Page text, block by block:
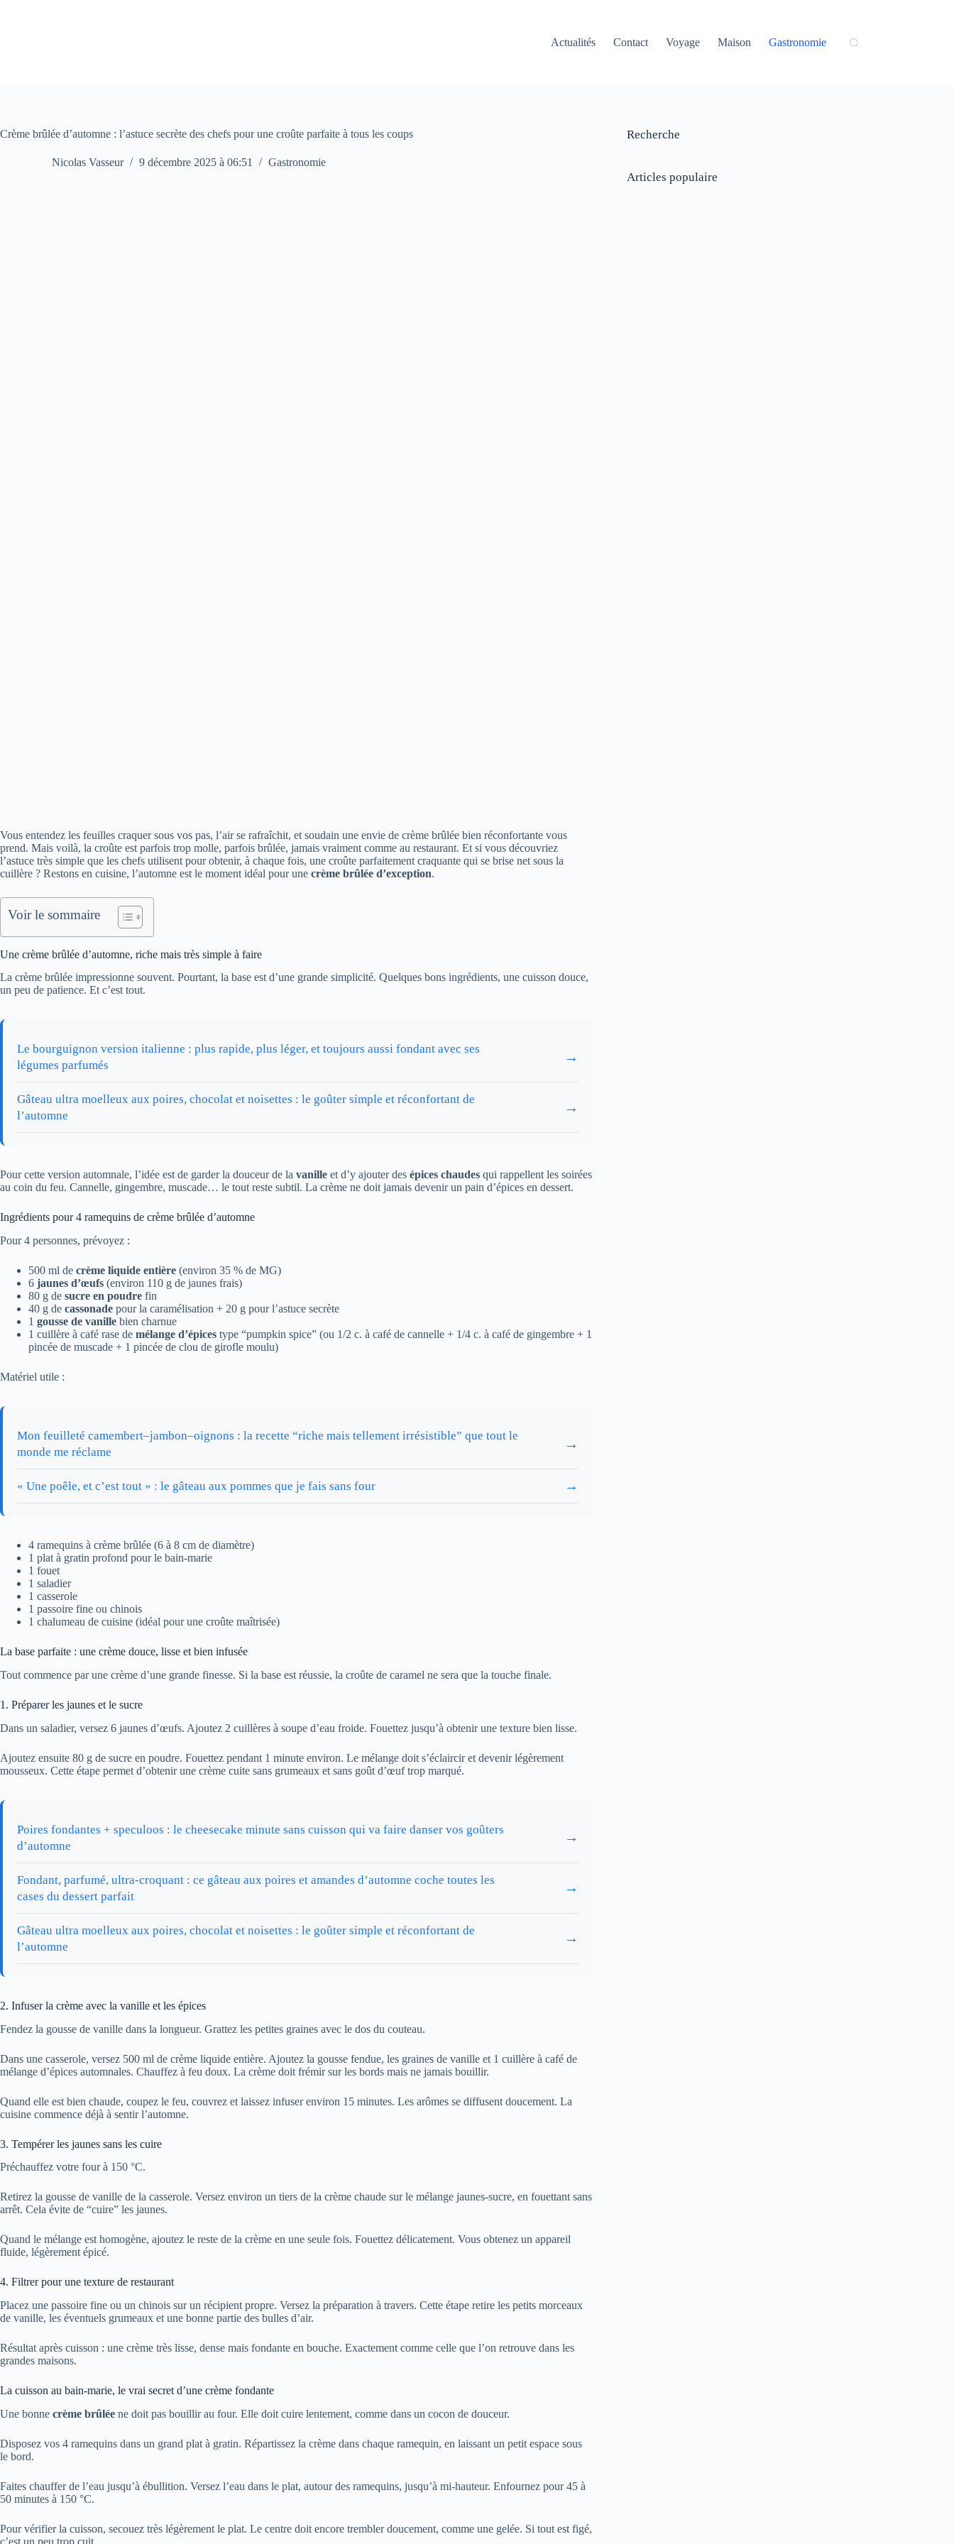
Actualités
Contact Voyage Maison Gastronomie
Crème brûlée d’automne : l’astuce secrète des chefs pour une croûte parfaite à tous les coups
Nicolas Vasseur 9 décembre 2025 à 06:51 Gastronomie
Vous entendez les feuilles craquer sous vos pas, l’air se rafraîchit, et soudain une envie de crème brûlée bien réconfortante vous
prend. Mais voilà, la croûte est parfois trop molle, parfois brûlée, jamais vraiment comme au restaurant. Et si vous découvriez
l’astuce très simple que les chefs utilisent pour obtenir, à chaque fois, une croûte parfaitement craquante qui se brise net sous la
cuillère ? Restons en cuisine, l’automne est le moment idéal pour une crème brûlée d’exception.
Voir le sommaire
Une crème brûlée d’automne, riche mais très simple à faire
La crème brûlée impressionne souvent. Pourtant, la base est d’une grande simplicité. Quelques bons ingrédients, une cuisson douce,
un peu de patience. Et c’est tout.
Le bourguignon version italienne : plus rapide, plus léger, et toujours aussi fondant avec ses
légumes parfumés
→
Gâteau ultra moelleux aux poires, chocolat et noisettes : le goûter simple et réconfortant de
l’automne
→
Pour cette version automnale, l’idée est de garder la douceur de la vanille et d’y ajouter des épices chaudes qui rappellent les soirées
au coin du feu. Cannelle, gingembre, muscade… le tout reste subtil. La crème ne doit jamais devenir un pain d’épices en dessert.
Ingrédients pour 4 ramequins de crème brûlée d’automne
Pour 4 personnes, prévoyez :
500 ml de crème liquide entière (environ 35 % de MG)
6 jaunes d’œufs (environ 110 g de jaunes frais)
80 g de sucre en poudre fin
40 g de cassonade pour la caramélisation + 20 g pour l’astuce secrète
1 gousse de vanille bien charnue
1 cuillère à café rase de mélange d’épices type “pumpkin spice” (ou 1/2 c. à café de cannelle + 1/4 c. à café de gingembre + 1
pincée de muscade + 1 pincée de clou de girofle moulu)
Matériel utile :
Mon feuilleté camembert–jambon–oignons : la recette “riche mais tellement irrésistible” que tout le
monde me réclame
→
« Une poêle, et c’est tout » : le gâteau aux pommes que je fais sans four →
4 ramequins à crème brûlée (6 à 8 cm de diamètre)
1 plat à gratin profond pour le bain-marie
1 fouet
1 saladier
1 casserole
1 passoire fine ou chinois
1 chalumeau de cuisine (idéal pour une croûte maîtrisée)
La base parfaite : une crème douce, lisse et bien infusée
Tout commence par une crème d’une grande finesse. Si la base est réussie, la croûte de caramel ne sera que la touche finale.
1. Préparer les jaunes et le sucre
Dans un saladier, versez 6 jaunes d’œufs. Ajoutez 2 cuillères à soupe d’eau froide. Fouettez jusqu’à obtenir une texture bien lisse.
Ajoutez ensuite 80 g de sucre en poudre. Fouettez pendant 1 minute environ. Le mélange doit s’éclaircir et devenir légèrement
mousseux. Cette étape permet d’obtenir une crème cuite sans grumeaux et sans goût d’œuf trop marqué.
Poires fondantes + speculoos : le cheesecake minute sans cuisson qui va faire danser vos goûters
d’automne
→
Fondant, parfumé, ultra-croquant : ce gâteau aux poires et amandes d’automne coche toutes les
cases du dessert parfait
→
Gâteau ultra moelleux aux poires, chocolat et noisettes : le goûter simple et réconfortant de
l’automne
→
2. Infuser la crème avec la vanille et les épices
Fendez la gousse de vanille dans la longueur. Grattez les petites graines avec le dos du couteau.
Dans une casserole, versez 500 ml de crème liquide entière. Ajoutez la gousse fendue, les graines de vanille et 1 cuillère à café de
mélange d’épices automnales. Chauffez à feu doux. La crème doit frémir sur les bords mais ne jamais bouillir.
Quand elle est bien chaude, coupez le feu, couvrez et laissez infuser environ 15 minutes. Les arômes se diffusent doucement. La
cuisine commence déjà à sentir l’automne.
3. Tempérer les jaunes sans les cuire
Préchauffez votre four à 150 °C.
Retirez la gousse de vanille de la casserole. Versez environ un tiers de la crème chaude sur le mélange jaunes-sucre, en fouettant sans
arrêt. Cela évite de “cuire” les jaunes.
Quand le mélange est homogène, ajoutez le reste de la crème en une seule fois. Fouettez délicatement. Vous obtenez un appareil
fluide, légèrement épicé.
4. Filtrer pour une texture de restaurant
Placez une passoire fine ou un chinois sur un récipient propre. Versez la préparation à travers. Cette étape retire les petits morceaux
de vanille, les éventuels grumeaux et une bonne partie des bulles d’air.
Résultat après cuisson : une crème très lisse, dense mais fondante en bouche. Exactement comme celle que l’on retrouve dans les
grandes maisons.
La cuisson au bain-marie, le vrai secret d’une crème fondante
Une bonne crème brûlée ne doit pas bouillir au four. Elle doit cuire lentement, comme dans un cocon de douceur.
Disposez vos 4 ramequins dans un grand plat à gratin. Répartissez la crème dans chaque ramequin, en laissant un petit espace sous
le bord.
Faites chauffer de l’eau jusqu’à ébullition. Versez l’eau dans le plat, autour des ramequins, jusqu’à mi-hauteur. Enfournez pour 45 à
50 minutes à 150 °C.
Pour vérifier la cuisson, secouez très légèrement le plat. Le centre doit encore trembler doucement, comme une gelée. Si tout est figé,
c’est un peu trop cuit.
Recherche
Articles populaire